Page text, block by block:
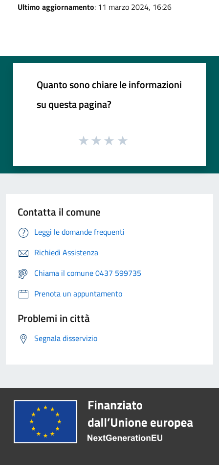
Ultimo aggiornamento: 11 marzo 2024, 16:26
Quanto sono chiare le informazioni
su questa pagina?
Contatta il comune
Leggi le domande frequenti
Richiedi Assistenza
Chiama il comune 0437 599735
Prenota un appuntamento
Problemi in città
Segnala disservizio